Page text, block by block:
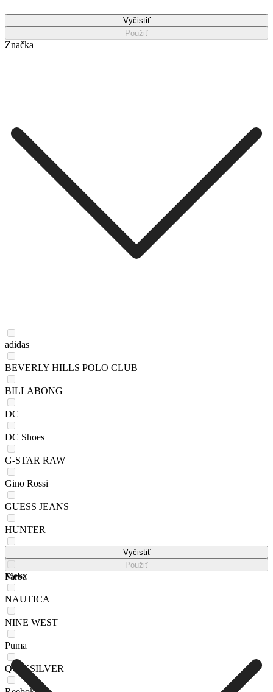
Vyčistiť
Použiť
Značka
adidas
BEVERLY HILLS POLO CLUB
BILLABONG
DC
DC Shoes
G-STAR RAW
Gino Rossi
GUESS JEANS
HUNTER
Mexx
NAUTICA
NINE WEST
Puma
QUIKSILVER
Vyčistiť
Použiť
Farba